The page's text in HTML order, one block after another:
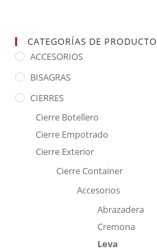
CATEGORÍAS DE PRODUCTO
ACCESORIOS
BISAGRAS
CIERRES
Cierre Botellero
Cierre Empotrado
Cierre Exterior
Cierre Container
Accesorios
Abrazadera
Cremona
Leva